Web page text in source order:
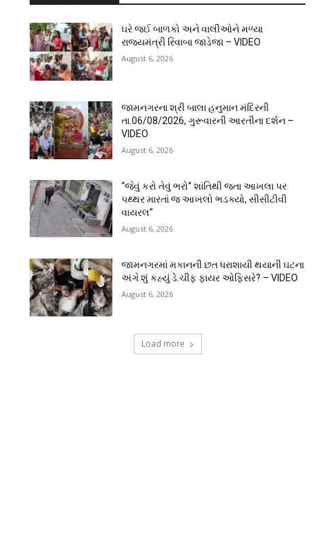
ઘરે જઈ બાળકો અને વાલીઓને મળ્યા
રાજ્યમંત્રી રિવાબા જાડેજા – VIDEO
August 6, 2026
જામનગરના શ્રી બાલા હનુમાન મંદિરની
તા.06/08/2026, ગુરૂવારની આરતીના દર્શન –
VIDEO
August 6, 2026
“જેવું કરો તેવું ભરો” શાંતિથી જતા આખલા પર
પથ્થર મારતાં જ આખલો ભડક્યો, સીસીટીવી
વાયરલ”
August 6, 2026
જામનગરમાં મકાનની છત ધરાશાયી થયાની ઘટના
અંગે શું કહ્યું ડે.ચીફ ફાયર ઓફિસરે? – VIDEO
August 6, 2026
Load more